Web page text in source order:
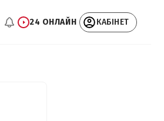
24 ОНЛАЙН КАБІНЕТ